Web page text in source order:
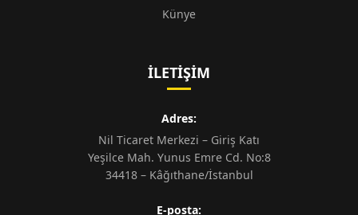
Künye
İLETIŞIM
Adres:
Nil Ticaret Merkezi – Giriş Katı
Yeşilce Mah. Yunus Emre Cd. No:8
34418 – Kâğıthane/İstanbul
E-posta: